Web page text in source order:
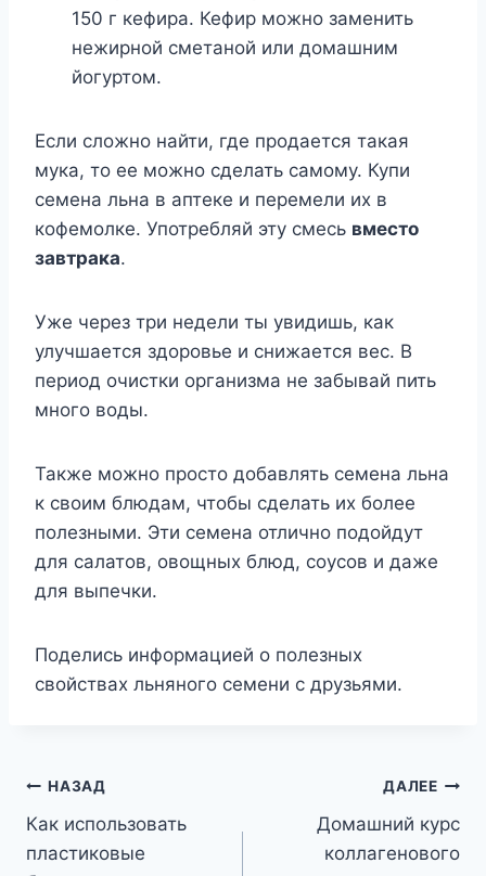
150 г кефира. Кефир можно заменить
нежирной сметаной или домашним
йогуртом.
Если сложно найти, где продается такая
мука, то ее можно сделать самому. Купи
семена льна в аптеке и перемели их в
кофемолке. Употребляй эту смесь вместо
завтрака.
Уже через три недели ты увидишь, как
улучшается здоровье и снижается вес. В
период очистки организма не забывай пить
много воды.
Также можно просто добавлять семена льна
к своим блюдам, чтобы сделать их более
полезными. Эти семена отлично подойдут
для салатов, овощных блюд, соусов и даже
для выпечки.
Поделись информацией о полезных
свойствах льняного семени с друзьями.
Навигация
по
НАЗАД
Как использовать
пластиковые
ДАЛЕЕ
Домашний курс
коллагенового